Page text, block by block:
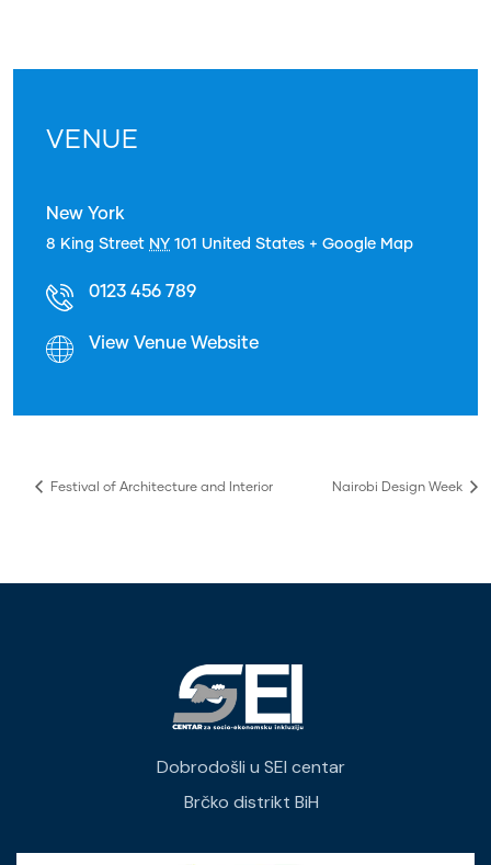
VENUE
New York
8 King Street NY 101 United States + Google Map
0123 456 789
View Venue Website
Festival of Architecture and Interior Nairobi Design Week
Dobrodošli u SEI centar
Brčko distrikt BiH